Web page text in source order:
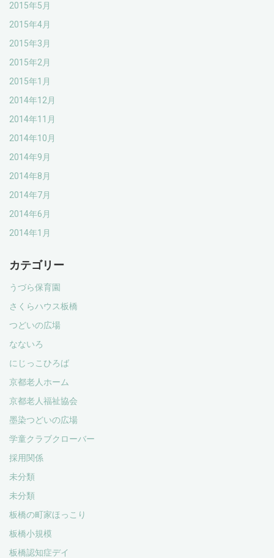
2015年5月
2015年4月
2015年3月
2015年2月
2015年1月
2014年12月
2014年11月
2014年10月
2014年9月
2014年8月
2014年7月
2014年6月
2014年1月
カテゴリー
うづら保育園
さくらハウス板橋
つどいの広場
なないろ
にじっこひろば
京都老人ホーム
京都老人福祉協会
墨染つどいの広場
学童クラブクローバー
採用関係
未分類
未分類
板橋の町家ほっこり
板橋小規模
板橋認知症デイ